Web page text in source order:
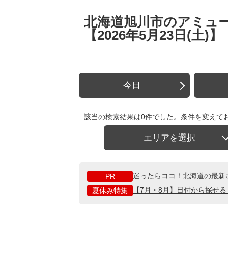
北海道旭川市のアミュ
【2026年5月23日(土)】
今日
該当の検索結果は0件でした。条件を変えて
エリアを選択
PR
迷ったらココ！北海道の最
夏休み特集
【7月・8月】日付から探せ